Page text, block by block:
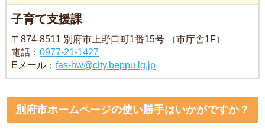
子育て支援課
〒874-8511 別府市上野口町1番15号 （市庁舎1F）
電話：0977-21-1427
Eメール：fas-hw@city.beppu.lg.jp
別府市ホームページの使い勝手はいかがですか？